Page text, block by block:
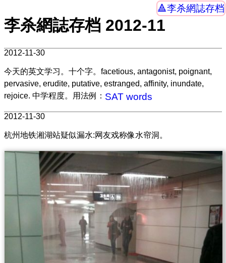
李杀網誌存档
李杀網誌存档 2012-11
2012-11-30
今天的英文学习。十个字。facetious, antagonist, poignant,
pervasive, erudite, putative, estranged, affinity, inundate,
rejoice. 中学程度。用法例： SAT words
2012-11-30
杭州地铁湘湖站疑似漏水:网友戏称像水帘洞。